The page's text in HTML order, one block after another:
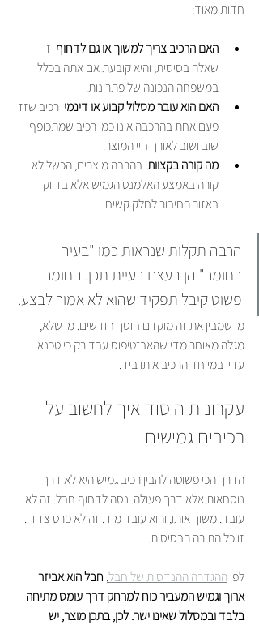
חדות מאוד:
האם הרכיב צריך למשוך או גם לדחוף
  זו
שאלה בסיסית, והיא קובעת אם אתה בכלל
במשפחה הנכונה של פתרונות.
האם הוא עובר מסלול קבוע או דינמי
  רכיב שזז
פעם אחת בהרכבה אינו כמו רכיב שמתכופף
שוב ושוב לאורך חיי המוצר.
מה קורה בקצוות
  בהרבה מוצרים, הכשל לא
קורה באמצע האלמנט הגמיש אלא בדיוק
באזור החיבור לחלק קשיח.
הרבה תקלות שנראות כמו "בעיה
בחומר" הן בעצם בעיית תכן. החומר
פשוט קיבל תפקיד שהוא לא אמור לבצע.
מי שמבין את זה מוקדם חוסך חודשים. מי שלא,
מגלה מאוחר מדי שהאב־טיפוס עבד רק כי טכנאי
עדין במיוחד הרכיב אותו ביד.
עקרונות היסוד איך לחשוב על
רכיבים גמישים
הדרך הכי פשוטה להבין רכיב גמיש היא לא דרך
נוסחאות אלא דרך פעולה. נסה לדחוף חבל. זה לא
עובד. משוך אותו, והוא עובד מיד. זה לא פרט צדדי.
זו כל התורה הבסיסית.
לפי ההגדרה ההנדסית של חבל, חבל הוא אביזר
ארוך וגמיש המעביר כוח למרחק דרך עומס מתיחה
בלבד ובמסלול שאינו ישר. לכן, בתכן מוצר, יש